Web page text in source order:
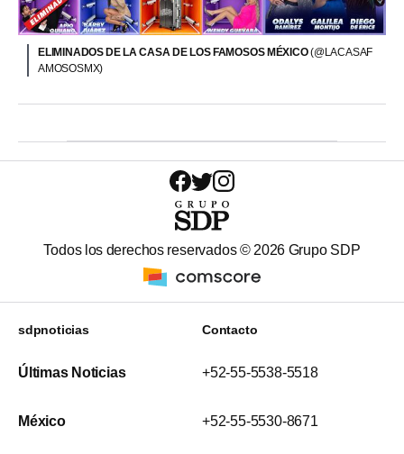
ELIMINADOS DE LA CASA DE LOS FAMOSOS MÉXICO(@LACASAF
AMOSOSMX)
Todos los derechos reservados © 2026 Grupo SDP
sdpnoticias
Últimas Noticias
México
Contacto
+52-55-5538-5518
+52-55-5530-8671